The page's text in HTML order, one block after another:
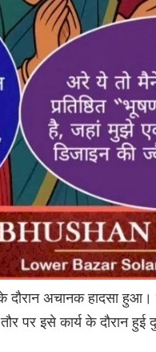
दौरान अचानक हादसा हुआ।
पर इसे कार्य के दौरान हुई